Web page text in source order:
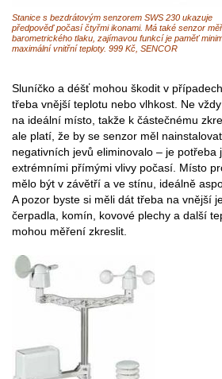
Stanice s bezdrátovým senzorem SWS 230 ukazuje
předpověď počasí čtyřmi ikonami. Má také senzor
barometrického tlaku, zajímavou funkcí je paměť
maximální vnitřní teploty. 999 Kč, SENCOR
Sluníčko a déšť mohou škodit v
třeba vnější teplotu nebo vlhkost. Ne
na ideální místo, takže k částečnému
ale platí, že by se senzor měl
negativních jevů eliminovalo – je potřeba
extrémními přímými vlivy počasí. Místo
mělo být v závětří a ve stínu, ideálně
A pozor byste si měli dát třeba na vnější
čerpadla, komín, kovové plechy a další
mohou měření zkreslit.